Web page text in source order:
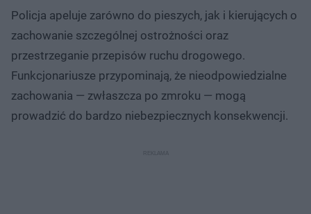
Policja apeluje zarówno do pieszych, jak i kierujących o
zachowanie szczególnej ostrożności oraz
przestrzeganie przepisów ruchu drogowego.
Funkcjonariusze przypominają, że nieodpowiedzialne
zachowania — zwłaszcza po zmroku — mogą
prowadzić do bardzo niebezpiecznych konsekwencji.